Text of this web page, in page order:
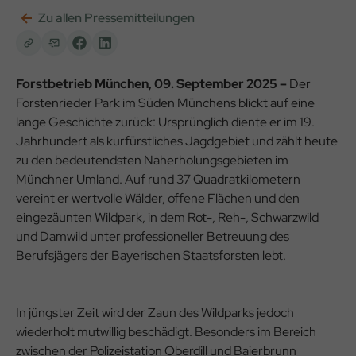
Zu allen Pressemitteilungen
Forstbetrieb München, 09. September 2025 – Der
Forstenrieder Park im Süden Münchens blickt auf eine
lange Geschichte zurück: Ursprünglich diente er im 19.
Jahrhundert als kurfürstliches Jagdgebiet und zählt heute
zu den bedeutendsten Naherholungsgebieten im
Münchner Umland. Auf rund 37 Quadratkilometern
vereint er wertvolle Wälder, offene Flächen und den
eingezäunten Wildpark, in dem Rot-, Reh-, Schwarzwild
und Damwild unter professioneller Betreuung des
Berufsjägers der Bayerischen Staatsforsten lebt.
In jüngster Zeit wird der Zaun des Wildparks jedoch
wiederholt mutwillig beschädigt. Besonders im Bereich
zwischen der Polizeistation Oberdill und Baierbrunn